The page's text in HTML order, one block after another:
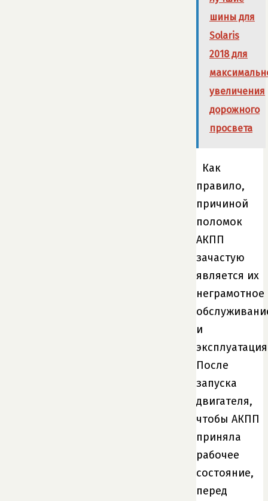
шины для
Solaris
2018 для
увеличения
дорожного
просвета
Как
правило,
причиной
поломок
АКПП
зачастую
является их
неграмотное
и
После
запуска
двигателя,
чтобы АКПП
приняла
рабочее
состояние,
перед